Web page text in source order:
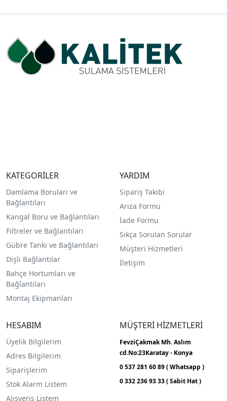
KATEGORİLER
Damlama Boruları ve
Bağlantıları
Kangal Boru ve Bağlantıları
Filtreler ve Bağlantıları
Gübre Tankı ve Bağlantıları
Dişli Bağlantılar
Bahçe Hortumları ve
Bağlantıları
Montaj Ekipmanları
YARDIM
Sipariş Takibi
Arıza Formu
İade Formu
Sıkça Sorulan Sorular
Müşteri Hizmetleri
İletişim
HESABIM
Üyelik Bilgilerim
Adres Bilgilerim
Siparişlerim
Stok Alarm Listem
Alışveriş Listem
MÜŞTERİ HİZMETLERİ
FevziÇakmak Mh.Aslım
cd.No:23Karatay - Konya
0 537 281 60 89 ( Whatsapp )
0 332 236 93 33 ( Sabit Hat )